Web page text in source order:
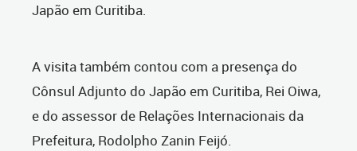
Japão em Curitiba.
A visita também contou com a presença do
Cônsul Adjunto do Japão em Curitiba, Rei Oiwa,
e do assessor de Relações Internacionais da
Prefeitura, Rodolpho Zanin Feijó.